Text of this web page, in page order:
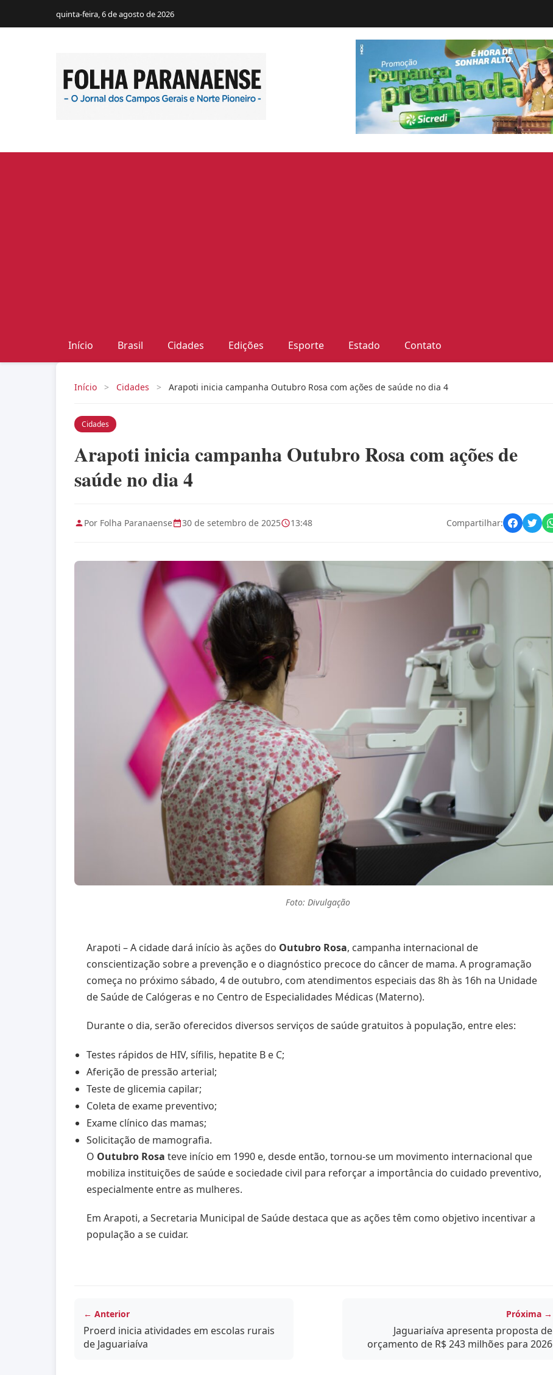
quinta-feira, 6 de agosto de 2026
Início Brasil Cidades Edições Esporte Estado Contato
Início > Cidades > Arapoti inicia campanha Outubro Rosa com ações de saúde no dia 4
Cidades
Arapoti inicia campanha Outubro Rosa com ações de
saúde no dia 4
Por Folha Paranaense 30 de setembro de 2025 13:48 Compartilhar:
Foto: Divulgação
Arapoti – A cidade dará início às ações do Outubro Rosa, campanha internacional de
conscientização sobre a prevenção e o diagnóstico precoce do câncer de mama. A programação
começa no próximo sábado, 4 de outubro, com atendimentos especiais das 8h às 16h na Unidade
de Saúde de Calógeras e no Centro de Especialidades Médicas (Materno).
Durante o dia, serão oferecidos diversos serviços de saúde gratuitos à população, entre eles:
Testes rápidos de HIV, sífilis, hepatite B e C;
Aferição de pressão arterial;
Teste de glicemia capilar;
Coleta de exame preventivo;
Exame clínico das mamas;
Solicitação de mamografia.
O Outubro Rosa teve início em 1990 e, desde então, tornou-se um movimento internacional que
mobiliza instituições de saúde e sociedade civil para reforçar a importância do cuidado preventivo,
especialmente entre as mulheres.
Em Arapoti, a Secretaria Municipal de Saúde destaca que as ações têm como objetivo incentivar a
população a se cuidar.
← Anterior
Proerd inicia atividades em escolas rurais
de Jaguariaíva
Próxima →
Jaguariaíva apresenta proposta de
orçamento de R$ 243 milhões para 2026